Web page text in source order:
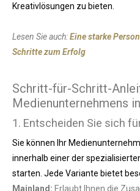
Kreativlösungen zu bieten.
Lesen Sie auch:Eine starke
Schritte zum Erfolg
Schritt-für-Schritt-
Medienunternehmens
1. Entscheiden Sie sich
Sie können Ihr
innerhalb einer der
starten. Jede Variante bietet
Mainland: Erlaubt Ihnen die